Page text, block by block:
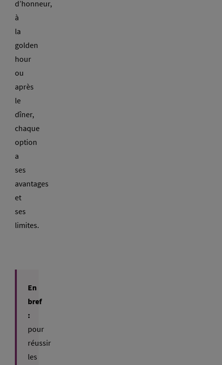
d’honneur,
à
la
golden
hour
ou
après
le
dîner,
chaque
option
a
ses
avantages
et
ses
limites.
En
bref
:
pour
réussir
les